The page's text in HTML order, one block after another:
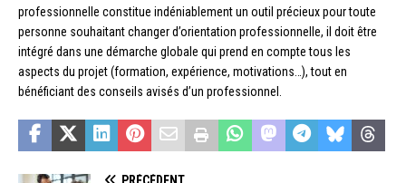
professionnelle constitue indéniablement un outil précieux pour toute
personne souhaitant changer d’orientation professionnelle, il doit être
intégré dans une démarche globale qui prend en compte tous les
aspects du projet (formation, expérience, motivations…), tout en
bénéficiant des conseils avisés d’un professionnel.
PRÉCÉDENT